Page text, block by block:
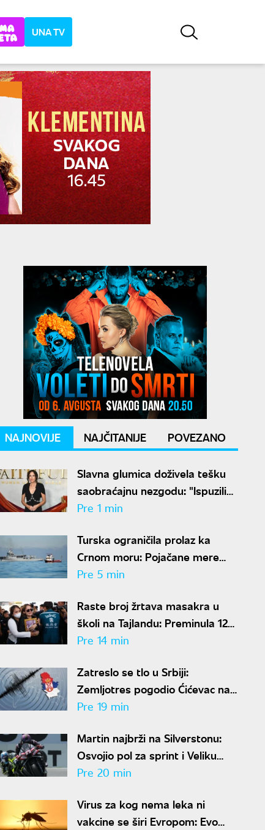
UNA TV
NAJNOVIJE NAJČITANIJE POVEZANO
Slavna glumica doživela tešku
saobraćajnu nezgodu: "Ispuzili
smo iz automobila"
Pre 1 min
Turska ograničila prolaz ka
Crnom moru: Pojačane mere
zbog napada na brodove
Pre 5 min
Raste broj žrtava masakra u
školi na Tajlandu: Preminula 12-
godišnja učenica
Pre 14 min
Zatreslo se tlo u Srbiji:
Zemljotres pogodio Ćićevac na
dubini od samo dva kilometra
Pre 19 min
Martin najbrži na Silverstonu:
Osvojio pol za sprint i Veliku
nagradu Velike Britanije
Pre 20 min
Virus za kog nema leka ni
vakcine se širi Evropom: Evo